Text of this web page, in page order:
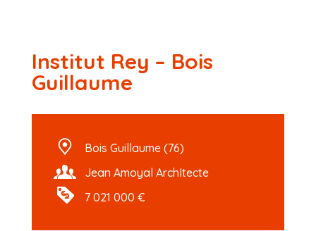
Institut Rey – Bois
Guillaume
Bois Guillaume (76)
Jean Amoyal ArchItecte
7 021 000 €